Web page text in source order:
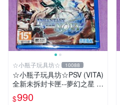
☆小瓶子玩具坊☆ 10088
☆小瓶子玩具坊☆PSV (VITA)
全新未拆封卡匣--夢幻之星 N
OVA (亞版日文版)
$990